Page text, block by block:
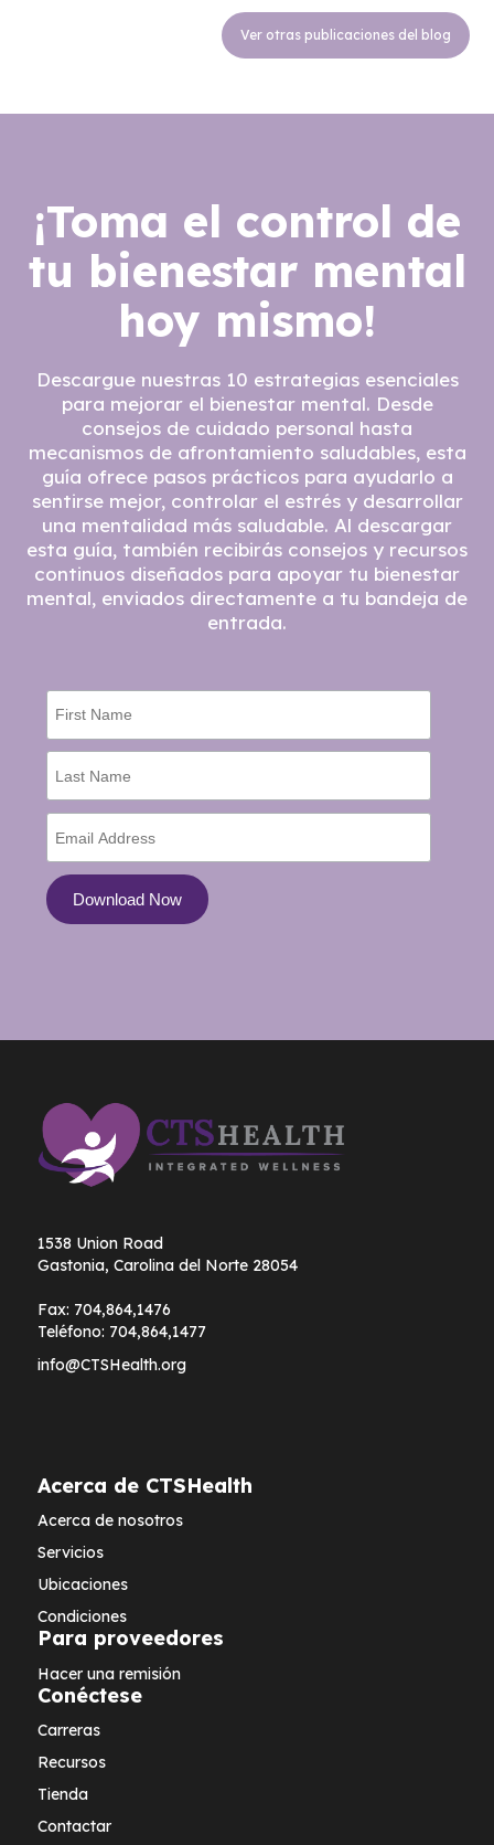
Ver otras publicaciones del blog
¡Toma el control de
tu bienestar mental
hoy mismo!
Descargue nuestras 10 estrategias esenciales
para mejorar el bienestar mental. Desde
consejos de cuidado personal hasta
mecanismos de afrontamiento saludables, esta
guía ofrece pasos prácticos para ayudarlo a
sentirse mejor, controlar el estrés y desarrollar
una mentalidad más saludable. Al descargar
esta guía, también recibirás consejos y recursos
continuos diseñados para apoyar tu bienestar
mental, enviados directamente a tu bandeja de
entrada.
1538 Union Road
Gastonia, Carolina del Norte 28054
Fax: 704,864,1476
Teléfono: 704,864,1477
info@CTSHealth.org
Acerca de CTSHealth
Acerca de nosotros
Servicios
Ubicaciones
Condiciones
Para proveedores
Hacer una remisión
Conéctese
Carreras
Recursos
Tienda
Contactar